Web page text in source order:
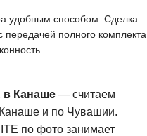
удобным способом. Сделка
полного комплекта
в Канаше— считаем
и по Чувашии.
по фото занимает